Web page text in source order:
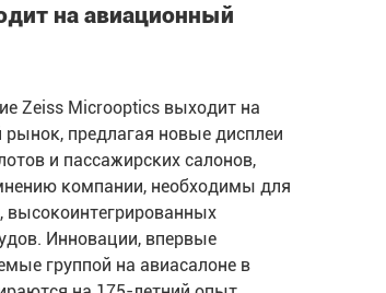
на авиационный
Zeiss Microoptics выходит на
предлагая новые дисплеи
и пассажирских салонов,
компании, необходимы для
высокоинтегрированных
Инновации, впервые
группой на авиасалоне в